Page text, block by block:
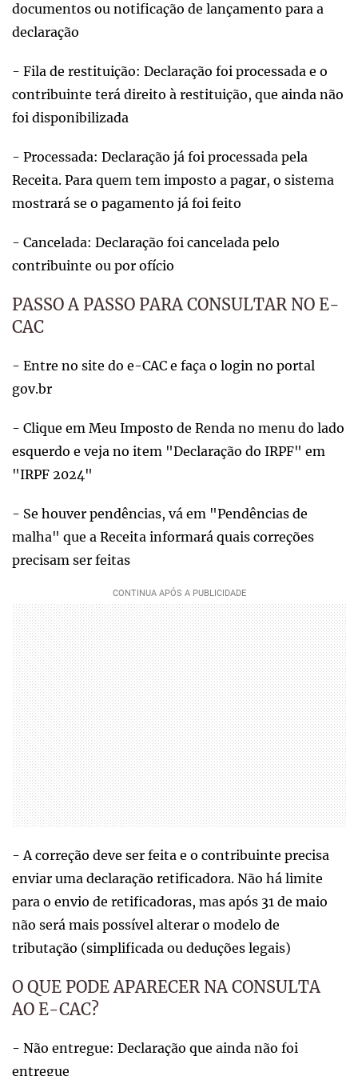
documentos ou notificação de lançamento para a
declaração
- Fila de restituição: Declaração foi processada e o
contribuinte terá direito à restituição, que ainda não
foi disponibilizada
- Processada: Declaração já foi processada pela
Receita. Para quem tem imposto a pagar, o sistema
mostrará se o pagamento já foi feito
- Cancelada: Declaração foi cancelada pelo
contribuinte ou por ofício
PASSO A PASSO PARA CONSULTAR NO E-
CAC
- Entre no site do e-CAC e faça o login no portal
gov.br
- Clique em Meu Imposto de Renda no menu do lado
esquerdo e veja no item "Declaração do IRPF" em
"IRPF 2024"
- Se houver pendências, vá em "Pendências de
malha" que a Receita informará quais correções
precisam ser feitas
- A correção deve ser feita e o contribuinte precisa
enviar uma declaração retificadora. Não há limite
para o envio de retificadoras, mas após 31 de maio
não será mais possível alterar o modelo de
tributação (simplificada ou deduções legais)
O QUE PODE APARECER NA CONSULTA
AO E-CAC?
- Não entregue: Declaração que ainda não foi
entregue